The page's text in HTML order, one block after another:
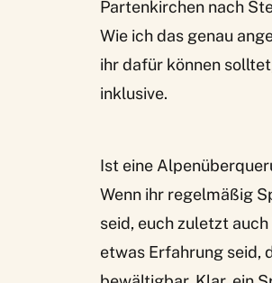
Partenkirchen nach
Wie ich das genau
ihr dafür können
inklusive.
Ist eine
Wenn ihr regelmäßig
seid, euch zuletzt
etwas Erfahrung seid,